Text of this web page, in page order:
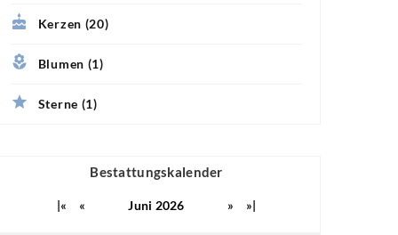
Kerzen (20)
Blumen (1)
Sterne (1)
Bestattungskalender
|« « Juni 2026 » »|